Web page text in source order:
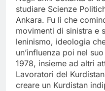
studiare Scienze
Ankara. Fu lì che
movimenti di sinistra e
leninismo, ideologia
un’influenza poi nel
1978, insieme ad altri
Lavoratori del
creare un Kurdistan